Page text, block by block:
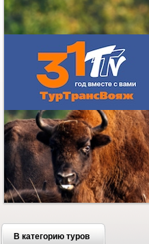
В категорию туров